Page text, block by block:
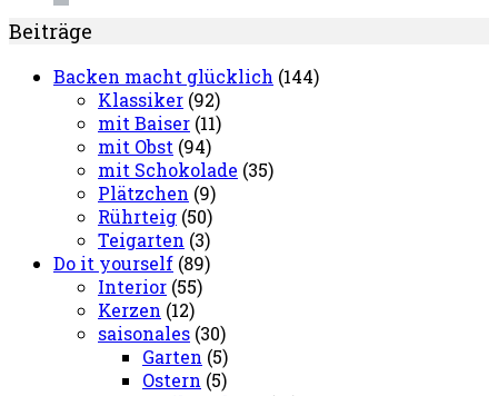
Beiträge
Backen macht glücklich (144)
Klassiker (92)
mit Baiser (11)
mit Obst (94)
mit Schokolade (35)
Plätzchen (9)
Rührteig (50)
Teigarten (3)
Do it yourself (89)
Interior (55)
Kerzen (12)
saisonales (30)
Garten (5)
Ostern (5)